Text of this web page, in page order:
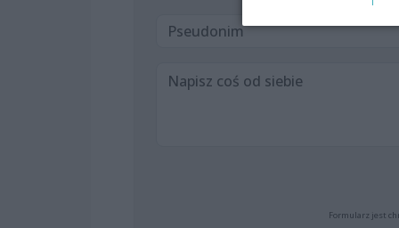
Formularz jest